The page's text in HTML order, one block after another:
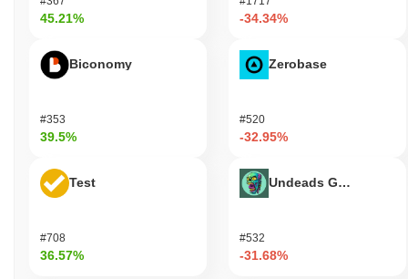
45.21%
Biconomy
#353
39.5%
Test
#708
36.57%
-34.34%
Zerobase
#520
-32.95%
Undeads Games
#532
-31.68%